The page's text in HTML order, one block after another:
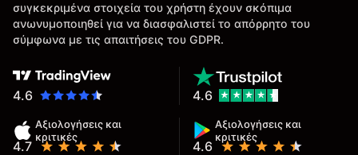
συγκεκριμένα στοιχεία του χρήστη έχουν σκόπιμα
ανωνυμοποιηθεί για να διασφαλιστεί το απόρρητο του
σύμφωνα με τις απαιτήσεις του GDPR.
4.6
Αξιολογήσεις και
κριτικές
4.7
Αξιολογήσεις και
κριτικές
4.6
4.6